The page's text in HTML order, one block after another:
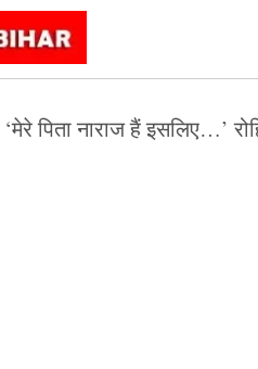
Bihar
‘मेरे पिता नाराज हैं इसलिए…’